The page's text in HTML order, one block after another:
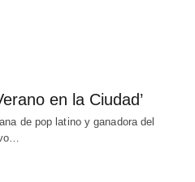
en la Ciudad’
de pop latino y ganadora del